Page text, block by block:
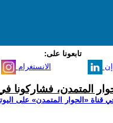
تابعونا على:
الانستغرام
المتمدن، فشاركونا
قناة ‫«الحوار المتمدن» على